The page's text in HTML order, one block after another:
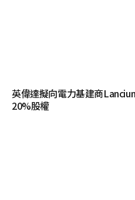
英偉達擬向電力基建商
20%股權